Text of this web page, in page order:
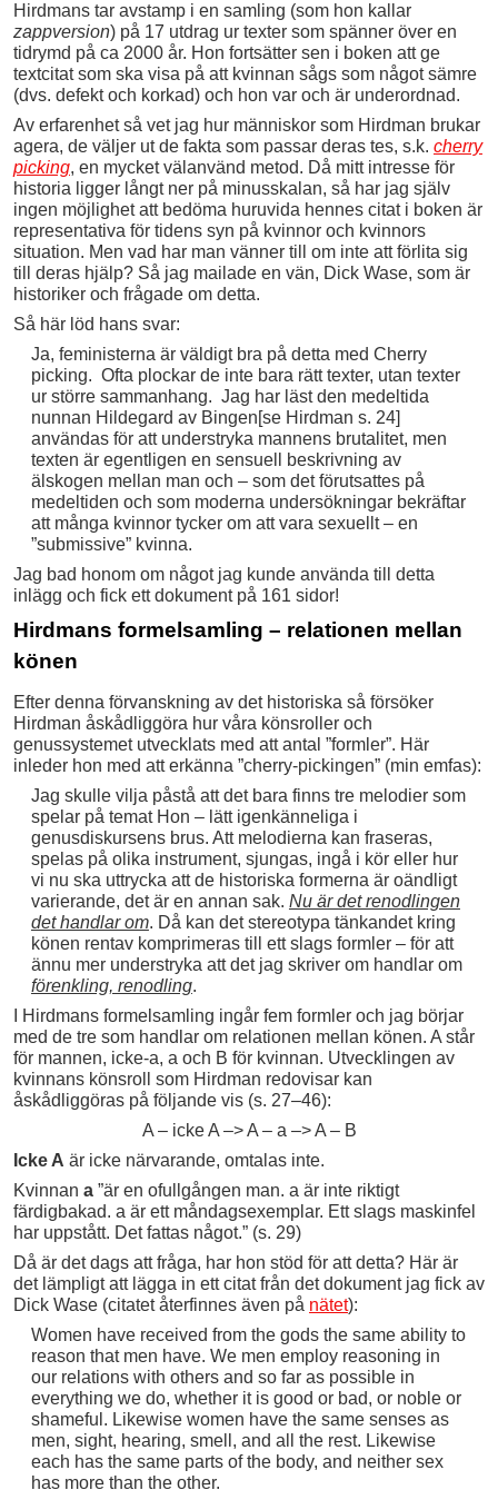
Hirdmans tar avstamp i en samling (som hon kallar
zappversion) på 17 utdrag ur texter som spänner över en
tidrymd på ca 2000 år. Hon fortsätter sen i boken att ge
textcitat som ska visa på att kvinnan sågs som något sämre
(dvs. defekt och korkad) och hon var och är underordnad.
Av erfarenhet så vet jag hur människor som Hirdman brukar
agera, de väljer ut de fakta som passar deras tes, s.k. cherry
picking, en mycket välanvänd metod. Då mitt intresse för
historia ligger långt ner på minusskalan, så har jag själv
ingen möjlighet att bedöma huruvida hennes citat i boken är
representativa för tidens syn på kvinnor och kvinnors
situation. Men vad har man vänner till om inte att förlita sig
till deras hjälp? Så jag mailade en vän, Dick Wase, som är
historiker och frågade om detta.
Så här löd hans svar:
Ja, feministerna är väldigt bra på detta med Cherry
picking. Ofta plockar de inte bara rätt texter, utan texter
ur större sammanhang. Jag har läst den medeltida
nunnan Hildegard av Bingen[se Hirdman s. 24]
användas för att understryka mannens brutalitet, men
texten är egentligen en sensuell beskrivning av
älskogen mellan man och – som det förutsattes på
medeltiden och som moderna undersökningar bekräftar
att många kvinnor tycker om att vara sexuellt – en
”submissive” kvinna.
Jag bad honom om något jag kunde använda till detta
inlägg och fick ett dokument på 161 sidor!
Hirdmans formelsamling – relationen mellan
könen
Efter denna förvanskning av det historiska så försöker
Hirdman åskådliggöra hur våra könsroller och
genussystemet utvecklats med att antal ”formler”. Här
inleder hon med att erkänna ”cherry-pickingen” (min emfas):
Jag skulle vilja påstå att det bara finns tre melodier som
spelar på temat Hon – lätt igenkänneliga i
genusdiskursens brus. Att melodierna kan fraseras,
spelas på olika instrument, sjungas, ingå i kör eller hur
vi nu ska uttrycka att de historiska formerna är oändligt
varierande, det är en annan sak. Nu är det renodlingen
det handlar om. Då kan det stereotypa tänkandet kring
könen rentav komprimeras till ett slags formler – för att
ännu mer understryka att det jag skriver om handlar om
förenkling, renodling.
I Hirdmans formelsamling ingår fem formler och jag börjar
med de tre som handlar om relationen mellan könen. A står
för mannen, icke-a, a och B för kvinnan. Utvecklingen av
kvinnans könsroll som Hirdman redovisar kan
åskådliggöras på följande vis (s. 27–46):
A – icke A –> A – a –> A – B
Icke A är icke närvarande, omtalas inte.
Kvinnan a ”är en ofullgången man. a är inte riktigt
färdigbakad. a är ett måndagsexemplar. Ett slags maskinfel
har uppstått. Det fattas något.” (s. 29)
Då är det dags att fråga, har hon stöd för att detta? Här är
det lämpligt att lägga in ett citat från det dokument jag fick av
Dick Wase (citatet återfinnes även på nätet):
Women have received from the gods the same ability to
reason that men have. We men employ reasoning in
our relations with others and so far as possible in
everything we do, whether it is good or bad, or noble or
shameful. Likewise women have the same senses as
men, sight, hearing, smell, and all the rest. Likewise
each has the same parts of the body, and neither sex
has more than the other.